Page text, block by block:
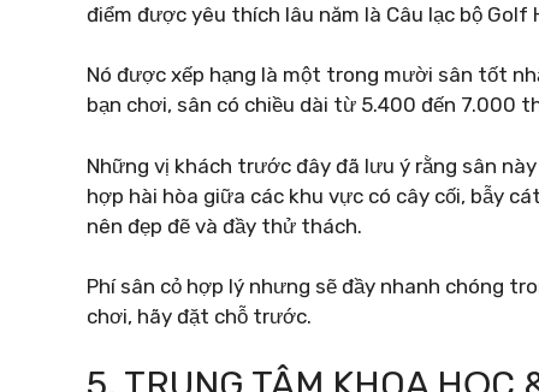
điểm được yêu thích lâu năm là Câu lạc bộ Golf
Nó được xếp hạng là một trong mười sân tốt
bạn chơi, sân có chiều dài từ 5.400 đến 7.000
Những vị khách trước đây đã lưu ý rằng sân
hợp hài hòa giữa các khu vực có cây cối, bẫy
nên đẹp đẽ và đầy thử thách.
Phí sân cỏ hợp lý nhưng sẽ đầy nhanh chóng
chơi, hãy đặt chỗ trước.